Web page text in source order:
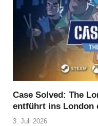
Case Solved: The
entführt ins London
3. Juli 2026